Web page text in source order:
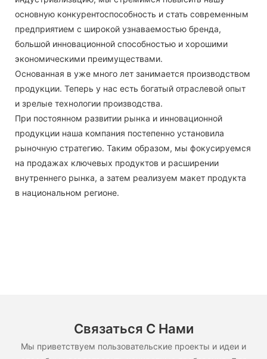
основную конкурентоспособность и стать современным
предприятием с широкой узнаваемостью бренда,
большой инновационной способностью и хорошими
экономическими преимуществами.
Основанная в уже много лет занимается производством
продукции. Теперь у нас есть богатый отраслевой опыт
и зрелые технологии производства.
При постоянном развитии рынка и инновационной
продукции наша компания постепенно установила
рыночную стратегию. Таким образом, мы фокусируемся
на продажах ключевых продуктов и расширении
внутреннего рынка, а затем реализуем макет продукта
в национальном регионе.
Связаться С Нами
Мы приветствуем пользовательские проекты и идеи и